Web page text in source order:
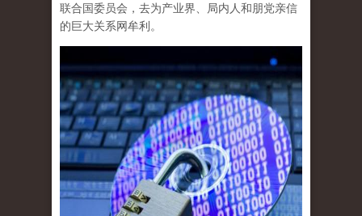
联合国委员会，去为产业界、局内人和朋党亲信
的巨大关系网牟利。